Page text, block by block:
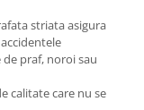
striata asigura
praf, noroi sau
calitate care nu se